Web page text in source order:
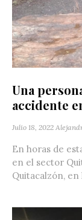
Una
accidente
Julio 18, 2022
En horas de
en el sector
Quitacalzón,